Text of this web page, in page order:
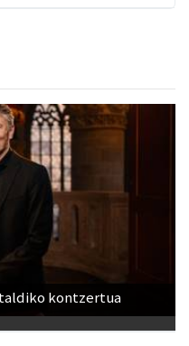
kontzertua